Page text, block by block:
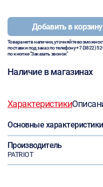
Добавить в корзину
Товара нет в наличии, уточняйте
поставки под заказ по телефону+7 (3822)
по кнопке "Заказать звонок"
Наличие в магазинах
Характеристики
Основные характеристики
Производитель
PATRIOT